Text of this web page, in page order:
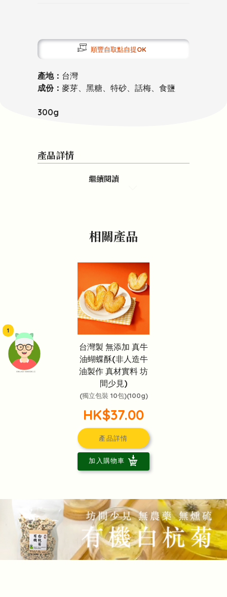
頭像生成器: 快樂家庭網上店
1
順豐自取點自提OK
產地： 台灣
成份： 麥芽、黑糖、特砂、話梅、食鹽
300g
產品詳情
繼續閱讀
相關產品
台灣製 無添加 真牛
油蝴蝶酥(非人造牛
油製作 真材實料 坊
間少見)
(獨立包裝 10包)(100g)
HK$37.00
產品詳情
加入購物車